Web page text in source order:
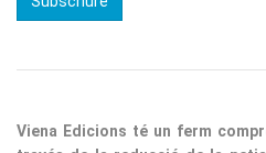
pràctiques sostenibles. Per a